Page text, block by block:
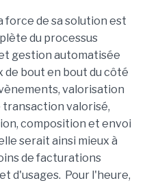
force de sa solution est
du processus
gestion automatisée
de bout en bout du côté
valorisation
valorisé,
composition et envoi
serait ainsi mieux à
de facturations
d'usages. Pour l'heure,